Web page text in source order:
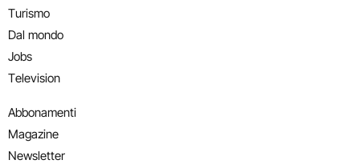
Turismo
Dal mondo
Jobs
Television
Abbonamenti
Magazine
Newsletter